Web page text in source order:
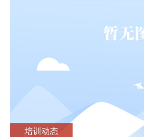
培训动态